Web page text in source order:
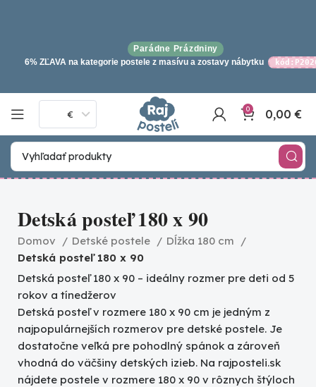
Parádne Prázdniny
6% ZĽAVA na kategorie postele z masívu a zostavy nábytku
€ 0 0,00€
Detská posteľ 180 x 90
Domov Detské postele
Dĺžka 180 cm
Detská posteľ 180 x 90
Detská posteľ 180 x 90 – ideálny rozmer pre deti od 5
rokov a tínedžerov
Detská posteľ v rozmere 180 x 90 cm je jedným z
najpopulárnejších rozmerov pre detské postele. Je
dostatočne veľká pre pohodlný spánok a zároveň
vhodná do väčšiny detských izieb. Na rajposteli.sk
nájdete postele v rozmere 180 x 90 v rôznych štýloch